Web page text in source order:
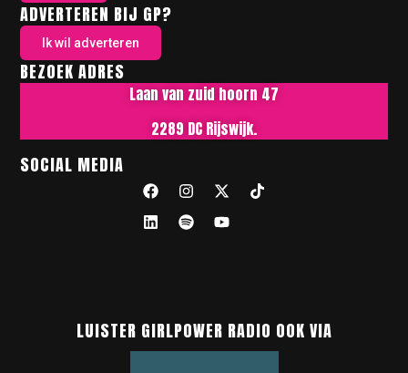
ADVERTEREN BIJ GP?
Ik wil adverteren
BEZOEK ADRES
Laan van zuid hoorn 47
2289 DC Rijswijk.
SOCIAL MEDIA
LUISTER GIRLPOWER RADIO OOK VIA